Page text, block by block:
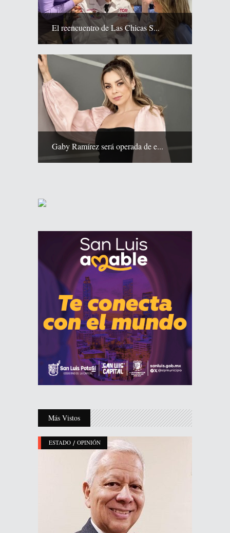
El reencuentro de Las Chicas S...
Gaby Ramírez será operada de e...
Más Vistos
ESTADO / OPINIÓN